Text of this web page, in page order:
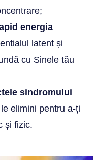
energia
latent și
cu Sinele tău
sindromului
elimini pentru a-ți
și fizic.